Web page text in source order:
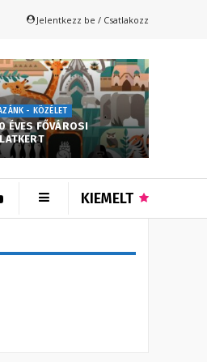
Jelentkezz be / Csatlakozz
- KÖZÉLET
ÉVES FŐVÁROSI
KIEMELT